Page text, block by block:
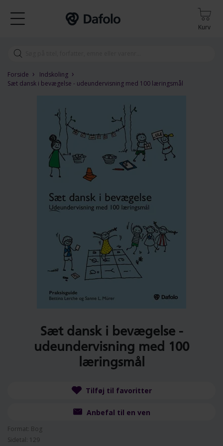
Kurv
Forside › Indskoling ›
Sæt dansk i bevægelse - udeundervisning med 100 læringsmål
Sæt dansk i bevægelse -
udeundervisning med 100
læringsmål
Tilføj til favoritter
Anbefal til en ven
Format: Bog
Sidetal: 129